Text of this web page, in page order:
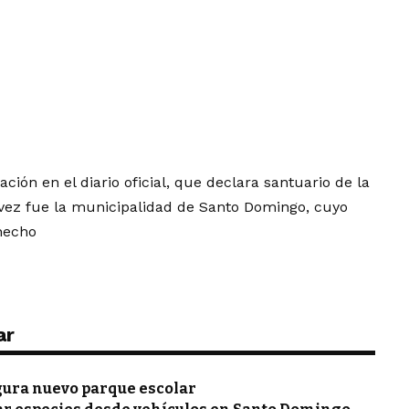
en el diario oficial, que declara santuario de la
fue la municipalidad de Santo Domingo, cuyo
nuevo parque escolar